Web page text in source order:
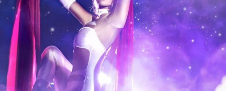
ENTERTAINMENT
INCENTIVES
TEAM
CONTACT